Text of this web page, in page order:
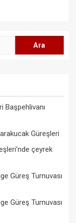
Başpehlivanı
Güreşleri
çeyrek
Güreş Turnuvası
Güreş Turnuvası